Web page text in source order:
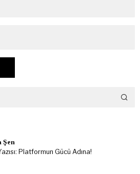
Şen
Platformun Gücü Adına!